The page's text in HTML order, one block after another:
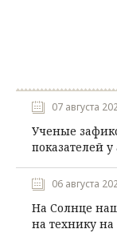
07 августа
Ученые
показателей
06 августа
На Солнце
на технику